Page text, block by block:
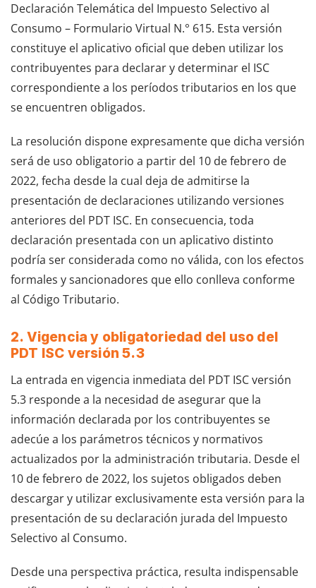
Declaración Telemática del Impuesto Selectivo al
Consumo – Formulario Virtual N.° 615. Esta versión
constituye el aplicativo oficial que deben utilizar los
contribuyentes para declarar y determinar el ISC
correspondiente a los períodos tributarios en los que
se encuentren obligados.
La resolución dispone expresamente que dicha versión
será de uso obligatorio a partir del 10 de febrero de
2022, fecha desde la cual deja de admitirse la
presentación de declaraciones utilizando versiones
anteriores del PDT ISC. En consecuencia, toda
declaración presentada con un aplicativo distinto
podría ser considerada como no válida, con los efectos
formales y sancionadores que ello conlleva conforme
al Código Tributario.
2. Vigencia y obligatoriedad del uso del
PDT ISC versión 5.3
La entrada en vigencia inmediata del PDT ISC versión
5.3 responde a la necesidad de asegurar que la
información declarada por los contribuyentes se
adecúe a los parámetros técnicos y normativos
actualizados por la administración tributaria. Desde el
10 de febrero de 2022, los sujetos obligados deben
descargar y utilizar exclusivamente esta versión para la
presentación de su declaración jurada del Impuesto
Selectivo al Consumo.
Desde una perspectiva práctica, resulta indispensable